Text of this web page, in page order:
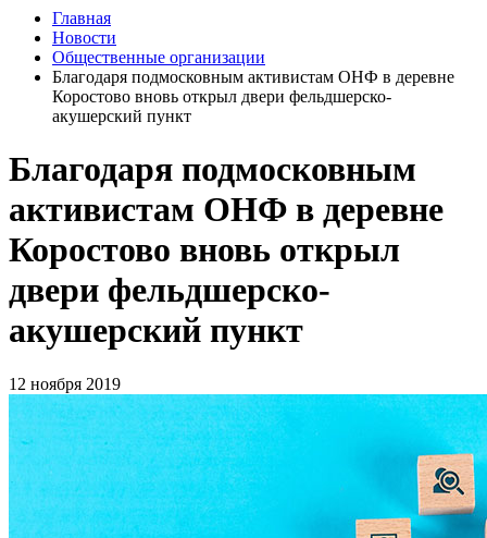
Главная
Новости
Общественные организации
Благодаря подмосковным активистам ОНФ в деревне
Коростово вновь открыл двери фельдшерско-
акушерский пункт
Благодаря подмосковным
активистам ОНФ в деревне
Коростово вновь открыл
двери фельдшерско-
акушерский пункт
12 ноября 2019